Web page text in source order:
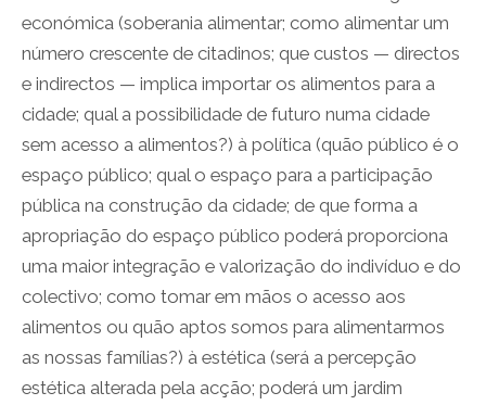
económica (soberania alimentar; como alimentar um
número crescente de citadinos; que custos — directos
e indirectos — implica importar os alimentos para a
cidade; qual a possibilidade de futuro numa cidade
sem acesso a alimentos?) à política (quão público é o
espaço público; qual o espaço para a participação
pública na construção da cidade; de que forma a
apropriação do espaço público poderá proporciona
uma maior integração e valorização do indivíduo e do
colectivo; como tomar em mãos o acesso aos
alimentos ou quão aptos somos para alimentarmos
as nossas famílias?) à estética (será a percepção
estética alterada pela acção; poderá um jardim